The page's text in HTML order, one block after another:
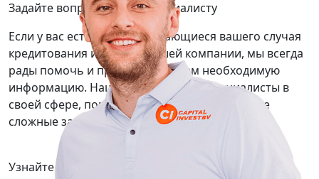
Задайте вопрос нашему специалисту
Если у вас есть вопросы касающиеся вашего случая
кредитования или услуг нашей компании, мы всегда
рады помочь и предоставить вам необходимую
информацию. Наши сотрудники — специалисты в
своей сфере, помогут вам решить даже самые
сложные задачи.
Узнайте подробней условия, заполнив заявку: